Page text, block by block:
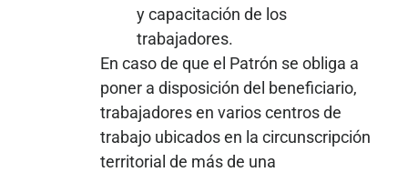
y capacitación de los
trabajadores.
En caso de que el Patrón se obliga a
poner a disposición del beneficiario,
trabajadores en varios centros de
trabajo ubicados en la circunscripción
territorial de más de una